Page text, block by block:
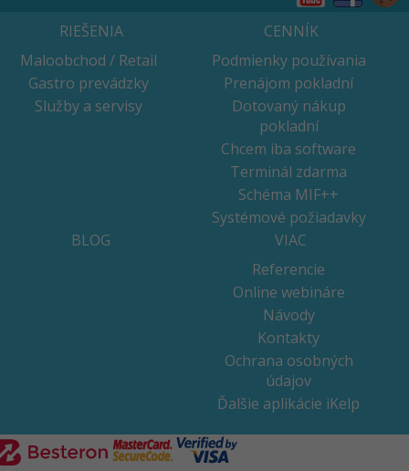
RIEŠENIA
Maloobchod / Retail
Gastro prevádzky
Služby a servisy
CENNÍK
Podmienky používania
Prenájom pokladní
Dotovaný nákup
pokladní
Chcem iba software
Terminál zdarma
Schéma MIF++
Systémové požiadavky
BLOG
VIAC
Referencie
Online webináre
Návody
Kontakty
Ochrana osobných
údajov
Ďalšie aplikácie iKelp